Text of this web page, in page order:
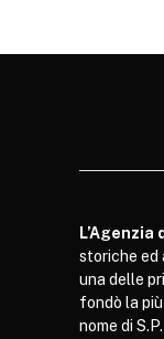
storiche ed
una delle
fondò la
nome di